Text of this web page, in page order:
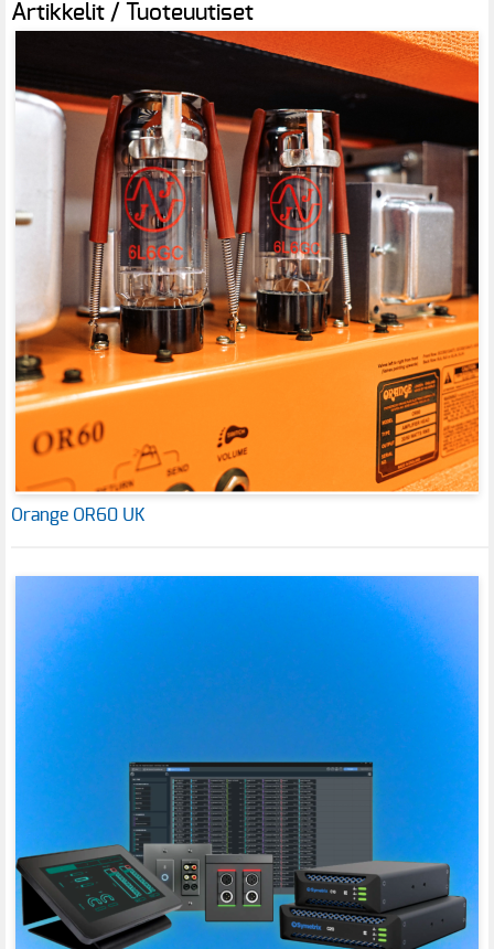
Artikkelit / Tuoteuutiset
Orange OR60 UK